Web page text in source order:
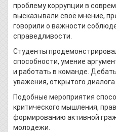
проблему коррупции в
высказывали своё мнение,
говорили о важности
справедливости.
Студенты
способности, умение
и работать в команде.
уважения, открытого
Подобные мероприятия
критического мышления,
формированию активной
молодежи.